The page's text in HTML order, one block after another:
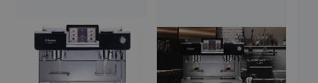
carmen.molina@nwglobalvending.com